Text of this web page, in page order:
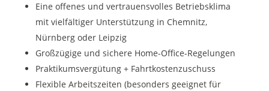
Eine offenes und vertrauensvolles Betriebsklima
mit vielfältiger Unterstützung in Chemnitz,
Nürnberg oder Leipzig
Großzügige und sichere Home-Office-Regelungen
Praktikumsvergütung + Fahrtkostenzuschuss
Flexible Arbeitszeiten (besonders geeignet für